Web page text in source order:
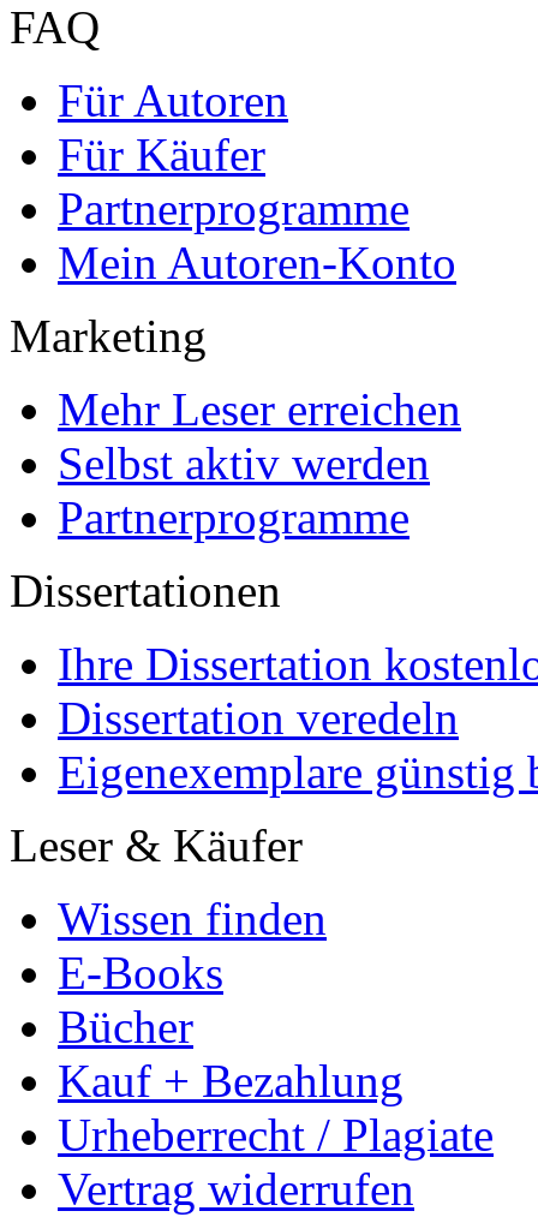
FAQ
Für Autoren
Für Käufer
Partnerprogramme
Mein Autoren-Konto
Marketing
Mehr Leser erreichen
Selbst aktiv werden
Partnerprogramme
Dissertationen
Ihre Dissertation
Dissertation veredeln
Eigenexemplare günstig
Leser & Käufer
Wissen finden
E-Books
Bücher
Kauf + Bezahlung
Urheberrecht / Plagiate
Vertrag widerrufen